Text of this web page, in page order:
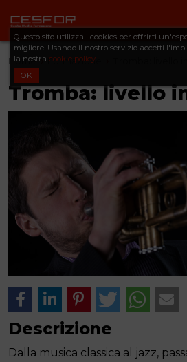
Home Formazione
Tromba: livello
Descrizione
Dalla musica classica al jazz,
Questo sito utilizza i cookies per offrirti
migliore. Usando il nostro servizio accetti
la nostra cookie policy.
OK